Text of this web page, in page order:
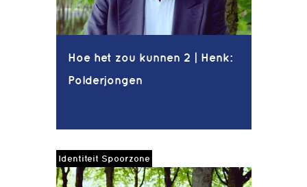
Hoe het zou kunnen 2 | Henk:
Polderjongen
Identiteit Spoorzone